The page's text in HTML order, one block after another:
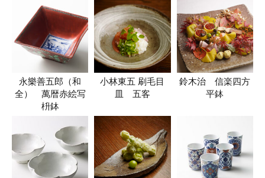
永樂善五郎（和
全） 萬暦赤絵写
枡鉢
小林東五 刷毛目
皿 五客
鈴木治 信楽四方
平鉢